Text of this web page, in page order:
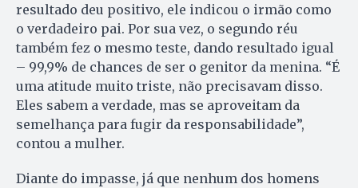
resultado deu positivo, ele indicou o irmão como
o verdadeiro pai. Por sua vez, o segundo réu
também fez o mesmo teste, dando resultado igual
– 99,9% de chances de ser o genitor da menina. “É
uma atitude muito triste, não precisavam disso.
Eles sabem a verdade, mas se aproveitam da
semelhança para fugir da responsabilidade”,
contou a mulher.
Diante do impasse, já que nenhum dos homens